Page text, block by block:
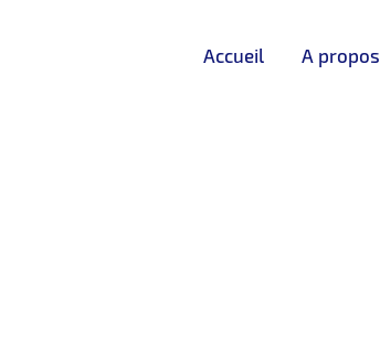
Accueil A propos
– Gare TGV -Tanger